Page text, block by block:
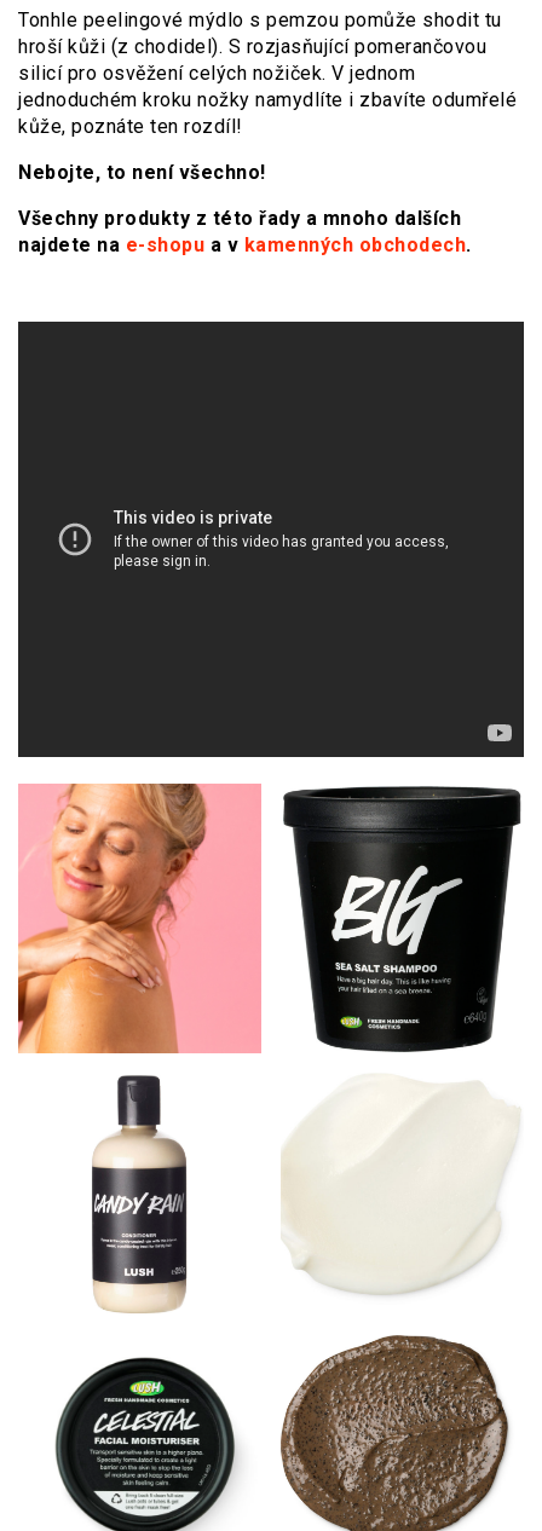
Tonhle peelingové mýdlo s pemzou pomůže shodit tu
hroší kůži (z chodidel). S rozjasňující pomerančovou
silicí pro osvěžení celých nožiček. V jednom
jednoduchém kroku nožky namydlíte i zbavíte odumřelé
kůže, poznáte ten rozdíl!
Nebojte, to není všechno!
Všechny produkty z této řady a mnoho dalších
najdete na e-shopu a v kamenných obchodech.